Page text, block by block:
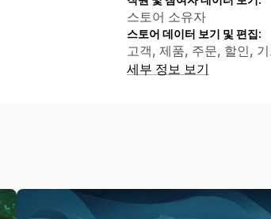
스토어 소유자
스토어 데이터 보기 및 편집:
고객, 제품, 주문, 할인,
세부 정보 보기